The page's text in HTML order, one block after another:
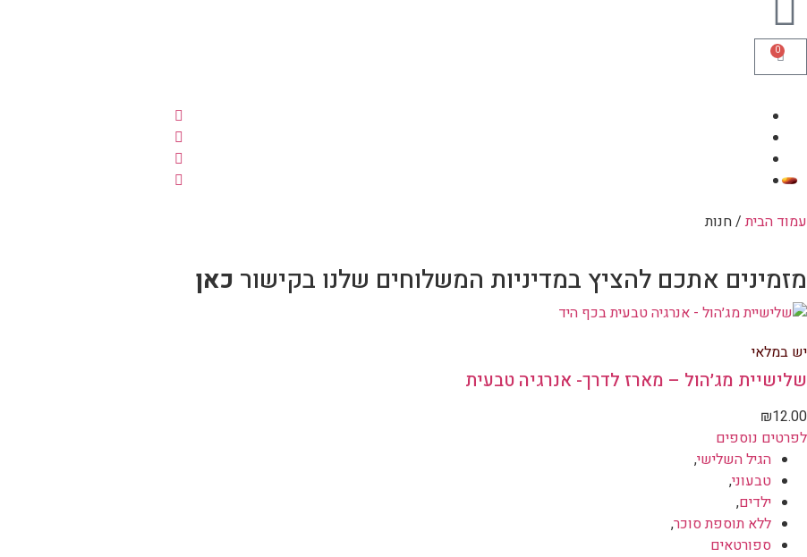
0
עמוד הבית/ חנות
מזמינים אתכם להציץ במדיניות המשלוחים שלנו בקישור כאן
יש במלאי
שלישיית מג׳הול – מארז לדרך- אנרגיה טבעית
₪12.00
לפרטים נוספים
הגיל השלישי,
טבעוני,
ילדים,
ללא תוספת סוכר,
ספורטאים